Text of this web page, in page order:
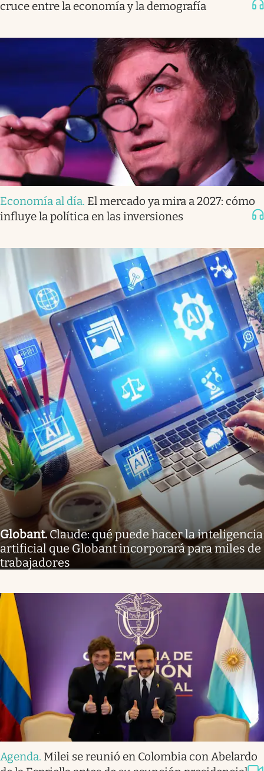
cruce entre la economía y la demografía
Economía al día. El mercado ya mira a 2027: cómo
influye la política en las inversiones
Globant.Claude: qué puede hacer la inteligencia
artificial que Globant incorporará para miles de
trabajadores
Agenda. Milei se reunió en Colombia con Abelardo